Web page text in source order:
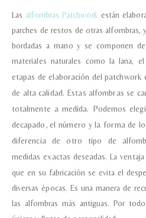
Las alfombras Patchwork están
parches de restos de otras alfombras,
bordadas a mano y se componen
materiales naturales como la lana,
etapas de elaboración del patchwork
de alta calidad. Estas alfombras se
totalmente a medida. Podemos
decapado, el número y la forma de
diferencia de otro tipo de
medidas exactas deseadas.La
que en su fabricación se evita el
diversas épocas. Es una manera de
las alfombras más antiguas. Por